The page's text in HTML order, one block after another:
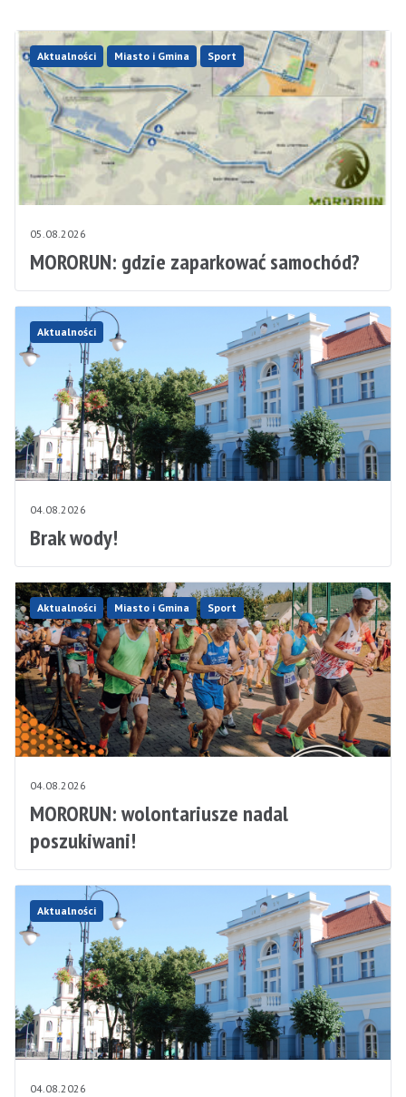
Aktualności Miasto i Gmina Sport
05.08.2026
MORORUN: gdzie zaparkować samochód?
Aktualności
04.08.2026
Brak wody!
Aktualności Miasto i Gmina Sport
04.08.2026
MORORUN: wolontariusze nadal
poszukiwani!
Aktualności
04.08.2026